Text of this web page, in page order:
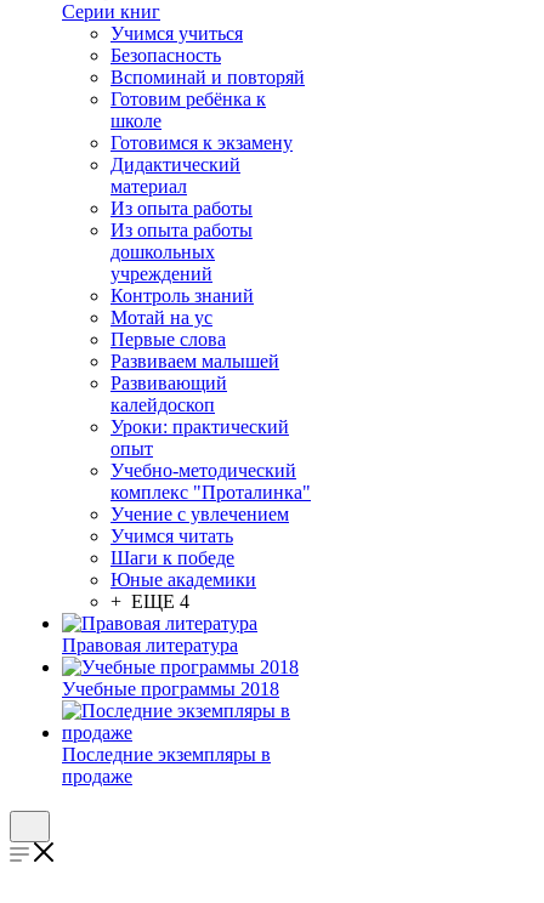
Серии книг
Учимся учиться
Безопасность
Вспоминай и повторяй
Готовим ребёнка к
школе
Готовимся к экзамену
Дидактический
материал
Из опыта работы
Из опыта работы
дошкольных
учреждений
Контроль знаний
Мотай на ус
Первые слова
Развиваем малышей
Развивающий
калейдоскоп
Уроки: практический
опыт
Учебно-методический
комплекс "Проталинка"
Учение с увлечением
Учимся читать
Шаги к победе
Юные академики
+ ЕЩЕ 4
Правовая литература
Учебные программы 2018
Последние экземпляры в
продаже